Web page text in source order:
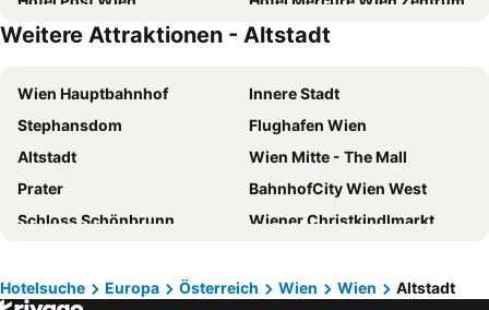
Hotel Bellevue Wien
Doubletree by Hilton Vienna Schonbrunn
MAXX by Steigenberger Vienna
Hotel Kaiserin Elisabeth
Jaz In The City Vienna
Novotel Wien Hauptbahnhof
JUFA Hotel Wien City
Motel One Wien-Hauptbahnhof
Hotel Topazz & Lamée
Leonardo Hotel Vienna Hauptbahnhof
Le Méridien Vienna
Radisson Red Hotel, Vienna
Flemings Selection Hotel Wien-City
H+ Hotel Wien
Weitere Attraktionen - Altstadt
Wien Hauptbahnhof
Innere Stadt
Stephansdom
Flughafen Wien
Altstadt
Wien Mitte - The Mall
Prater
BahnhofCity Wien West
Schloss Schönbrunn
Wiener Christkindlmarkt
Wiener Staatsoper
Sankt Moritz
Hotelsuche Europa Österreich Wien Wien Altstadt